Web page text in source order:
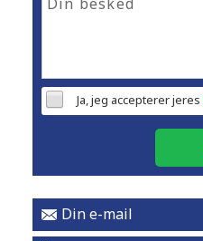
Ja, jeg accepterer jeres
Din e-mail